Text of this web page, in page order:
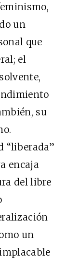
un
que
el
su
“liberada”
encaja
del libre
un